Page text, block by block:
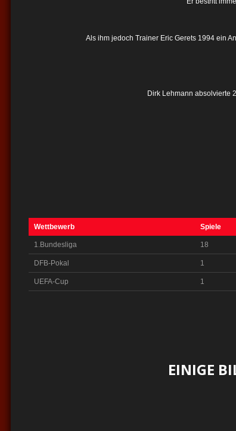
Als ihm jedoch Trainer Eric Gerets 1994 ein
Dirk Lehmann absolvierte
Wettbewerb Spiele
1.Bundesliga 18
DFB-Pokal 1
UEFA-Cup 1
EINIGE